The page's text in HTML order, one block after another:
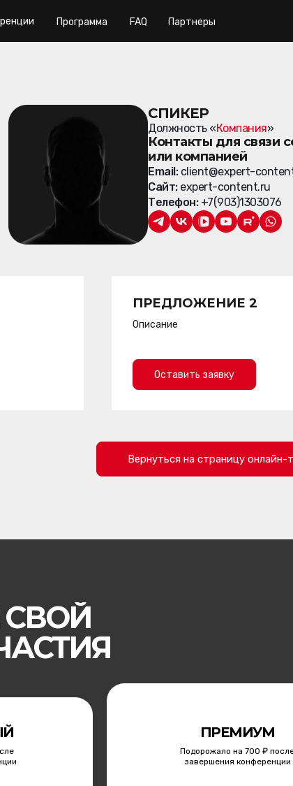
Партнеры
FAQ
Программа
СПИКЕР
Должность «Компания»
Контакты для связи
или компанией
Email: client@expert-
Сайт: expert-content.ru
Телефон: +7(903)1303076
ПРЕДЛОЖЕНИЕ 2
Описание
Оставить заявку
Вернуться на страницу онлайн-
СВОЙ
Подорожало на 700 ₽
завершения конференции
ПРЕМИУМ